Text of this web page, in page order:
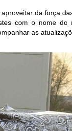
da força
com o nome do
as